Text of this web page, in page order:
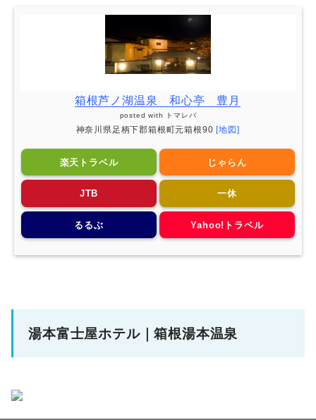
箱根芦ノ湖温泉 和心亭 豊月
posted with トマレバ
神奈川県足柄下郡箱根町元箱根90 [地図]
楽天トラベル じゃらん
JTB 一休
るるぶ Yahoo!トラベル
湯本富士屋ホテル｜箱根湯本温泉